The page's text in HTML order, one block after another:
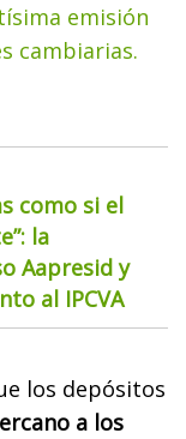
emisión
cambiarias.
como si el
la
Aapresid y
al IPCVA
los depósitos
a los